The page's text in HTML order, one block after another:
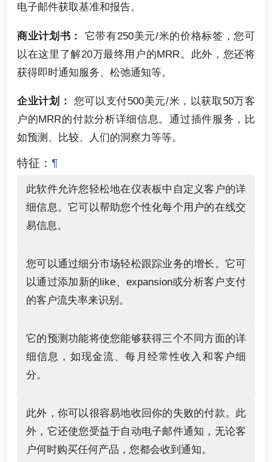
电子邮件获取基准和报告。
商业计划书：
它带有250美元/米的价格标签，您可
以在这里了解20万最终用户的MRR。此外，您还将
获得即时通知服务、松弛通知等。
企业计划： 您可以支付500美元/米，以获取50万客
户的MRR的付款分析详细信息。通过插件服务，比
如预测、比较、人们的洞察力等等。
特征： ¶
此软件允许您轻松地在仪表板中自定义客户的详
细信息。它可以帮助您个性化每个用户的在线交
易信息。
您可以通过细分市场轻松跟踪业务的增长。它可
以通过添加新的like、expansion或分析客户支付
的客户流失率来识别。
它的预测功能将使您能够获得三个不同方面的详
细信息，如现金流、每月经常性收入和客户细
分。
此外，你可以很容易地收回你的失败的付款。此
外，它还使您受益于自动电子邮件通知，无论客
户何时购买任何产品，您都会收到通知。